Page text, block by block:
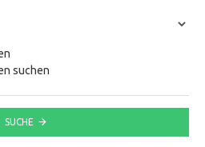
suchen
SUCHE